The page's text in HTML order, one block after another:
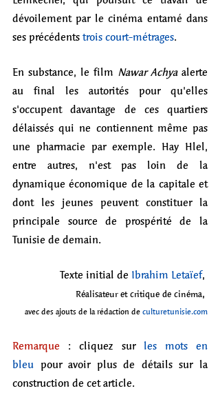
dévoilement par le cinéma entamé dans
ses précédents trois court-métrages.
En substance, le film Nawar Achya alerte
au final les autorités pour qu'elles
s'occupent davantage de ces quartiers
délaissés qui ne contiennent même pas
une pharmacie par exemple. Hay Hlel,
entre autres, n'est pas loin de la
dynamique économique de la capitale et
dont les jeunes peuvent constituer la
principale source de prospérité de la
Tunisie de demain.
Texte initial de Ibrahim Letaïef,
Réalisateur et critique de cinéma,
avec des ajouts de la rédaction de culturetunisie.com
Remarque : cliquez sur les mots en
bleu pour avoir plus de détails sur la
construction de cet article.